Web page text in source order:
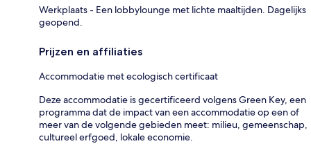
Werkplaats - Een lobbylounge met lichte maaltijden. Dagelijks
geopend.
Prijzen en affiliaties
Accommodatie met ecologisch certificaat
Deze accommodatie is gecertificeerd volgens Green Key, een
programma dat de impact van een accommodatie op een of
meer van de volgende gebieden meet: milieu, gemeenschap,
cultureel erfgoed, lokale economie.